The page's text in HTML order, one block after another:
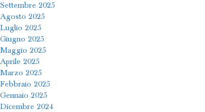
Settembre 2025
Agosto 2025
Luglio 2025
Giugno 2025
Maggio 2025
Aprile 2025
Marzo 2025
Febbraio 2025
Gennaio 2025
Dicembre 2024